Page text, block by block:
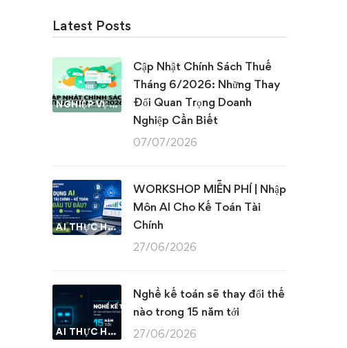
Latest Posts
NGHIỆP VỤ KẾ TOÁN & THUẾ
Cập Nhật Chính Sách Thuế
Tháng 6/2026: Những Thay
Đổi Quan Trọng Doanh
Nghiệp Cần Biết
07/07/2026
AI THỰC HÀNH
WORKSHOP MIỄN PHÍ | Nhập
Môn AI Cho Kế Toán Tài
Chính
27/06/2026
AI THỰC HÀNH
Nghề kế toán sẽ thay đổi thế
nào trong 15 năm tới
27/06/2026